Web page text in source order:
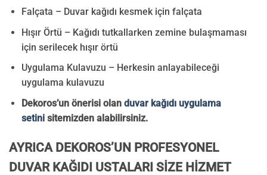
Falçata – Duvar kağıdı kesmek için falçata
Hışır Örtü – Kağıdı tutkallarken zemine bulaşmaması
için serilecek hışır örtü
Uygulama Kulavuzu – Herkesin anlayabileceği
uygulama kulavuzu
Dekoros’un önerisi olan duvar kağıdı uygulama
setinisitemizden alabilirsiniz.
AYRICA DEKOROS’UN PROFESYONEL
DUVAR KAĞIDI USTALARI SİZE HİZMET